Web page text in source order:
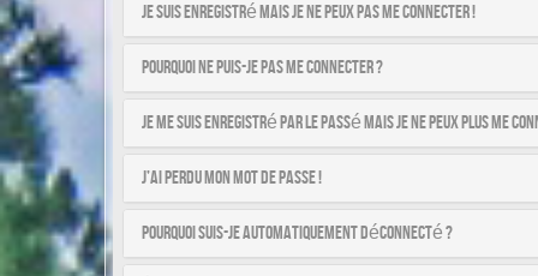
Je suis enregistré mais je ne peux pas me connecter !
Pourquoi ne puis-je pas me connecter ?
Je me suis enregistré par le passé mais je ne peux plus me
J’ai perdu mon mot de passe !
Pourquoi suis-je automatiquement déconnecté ?